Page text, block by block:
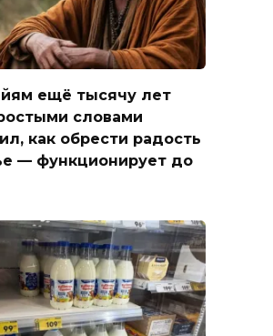
ещё тысячу лет
словами
как обрести радость
— функционирует до